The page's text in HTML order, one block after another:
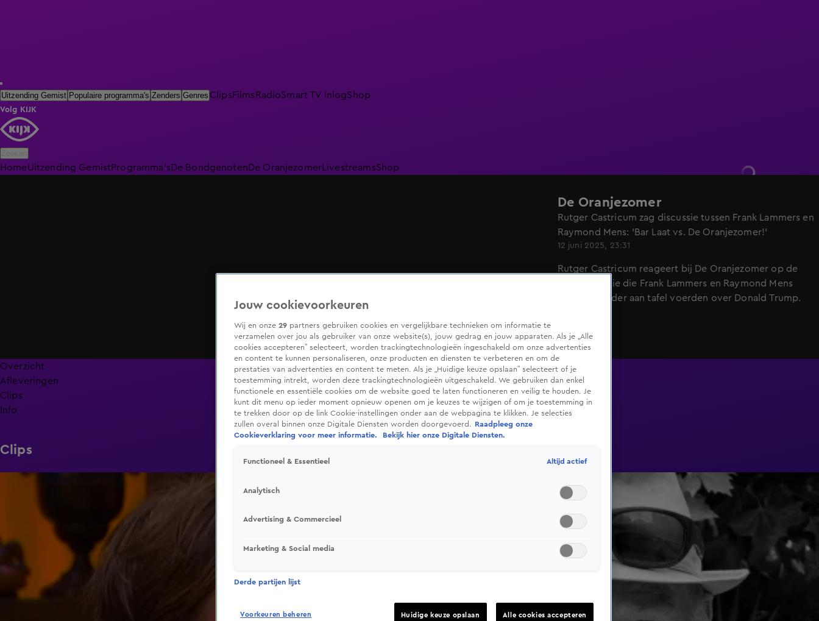
Uitzending Gemist Populaire programma's Zenders Genres ClipsFilmsRadioSmart TV inlogShop
Volg KIJK
HomeUitzending GemistProgramma'sDe BondgenotenDe Oranjezomer LivestreamsShop
De Oranjezomer
Rutger Castricum zag discussie tussen Frank Lammers en
Raymond Mens: 'Bar Laat vs. De Oranjezomer!'
12 juni 2025, 23:31
Rutger Castricum reageert bij De Oranjezomer op de
felle discussie die Frank Lammers en Raymond Mens
een dag eerder aan tafel voerden over Donald Trump.
Overzicht
Afleveringen
Clips
Info
Clips
Jouw cookievoorkeuren
Wij en onze 29 partners gebruiken cookies en vergelijkbare technieken om informatie te
verzamelen over jou als gebruiker van onze website(s), jouw gedrag en jouw apparaten. Als je „Alle
cookies accepteren” selecteert, worden trackingtechnologieën ingeschakeld om onze advertenties
en content te kunnen personaliseren, onze producten en diensten te verbeteren en om de
prestaties van advertenties en content te meten. Als je „Huidige keuze opslaan” selecteert of je
toestemming intrekt, worden deze trackingtechnologieën uitgeschakeld. We gebruiken dan enkel
functionele en essentiële cookies om de website goed te laten functioneren en veilig te houden. Je
kunt dit menu op ieder moment opnieuw openen om je keuzes te wijzigen of om je toestemming in
te trekken door op de link Cookie-instellingen onder aan de webpagina te klikken. Je selecties
zullen overal binnen onze Digitale Diensten worden doorgevoerd.
Raadpleeg onze
Cookieverklaring voor meer informatie.
Bekijk hier onze Digitale Diensten.
Functioneel & Essentieel Altijd actief
Analytisch
Advertising & Commercieel
Marketing & Social media
Derde partijen lijst
Voorkeuren beheren Huidige keuze opslaan Alle cookies accepteren